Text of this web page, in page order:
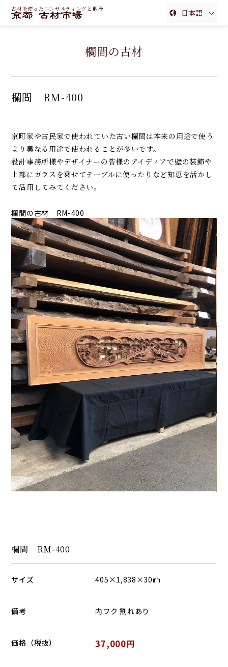
古材を使ったコンサルティングと販売
日本語
繁体中文
欄間の古材
欄間 RM-400
京町家や古民家で使われていた古い欄間は本来の用途で使う
より異なる用途で使われることが多いです。
設計事務所様やデザイナーの皆様のアイディアで壁の装飾や
上部にガラスを乗せてテーブルに使ったりなど知恵を活かし
て活用してみてください。
欄間の古材 RM-400
欄間 RM-400
サイズ 405×1,838×30㎜
備考 内ワク 割れあり
価格（税抜） 37,000円